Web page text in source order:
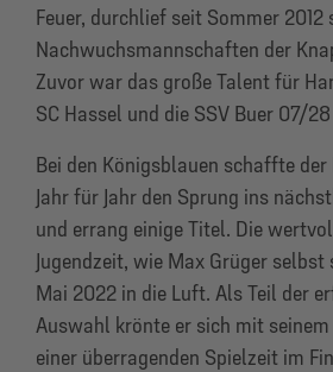
Feuer, durchlief seit Sommer
Nachwuchsmannschaften der
Zuvor war das große Talent für
SC Hassel und die SSV Buer 07/
Bei den Königsblauen schaffte
Jahr für Jahr den Sprung ins
und errang einige Titel. Die
Jugendzeit, wie Max Grüger
Mai 2022 in die Luft. Als Teil der
Auswahl krönte er sich mit seinem
einer überragenden Spielzeit im